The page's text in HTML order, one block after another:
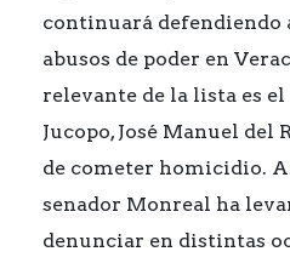
continuará defendiendo
abusos de poder en
relevante de la lista es
Jucopo, José Manuel del
de cometer homicidio.
senador Monreal ha
denunciar en distintas